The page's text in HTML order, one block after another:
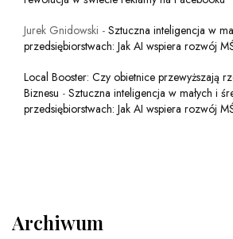
Jurek Gnidowski - Sztuczna inteligencja w
przedsiębiorstwach: Jak AI wspiera rozwój
Local Booster: Czy obietnice przewyższają
Biznesu - Sztuczna inteligencja w małych i
przedsiębiorstwach: Jak AI wspiera rozwój
Archiwum